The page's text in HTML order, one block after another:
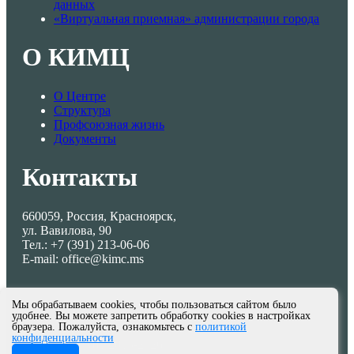
данных
«Виртуальная приемная» администрации города
О КИМЦ
О Центре
Структура
Профсоюзная жизнь
Документы
Контакты
660059, Россия, Красноярск,
ул. Вавилова, 90
Тел.: +7 (391) 213-06-06
E-mail: office@kimc.ms
© МКУ КИМЦ 2013-2026
Мы обрабатываем cookies, чтобы пользоваться сайтом было
удобнее. Вы можете запретить обработку cookies в настройках
браузера. Пожалуйста, ознакомьтесь с политикой
конфиденциальности